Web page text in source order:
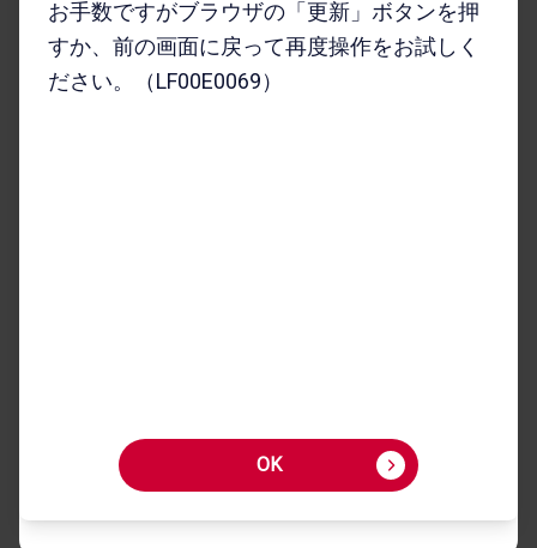
microSDカードアダプ
ワイヤレスイヤホン／
お手数ですがブラウザの「更新」ボタンを押
すか、前の画面に戻って再度操作をお試しく
ださい。（LF00E0069）
OK